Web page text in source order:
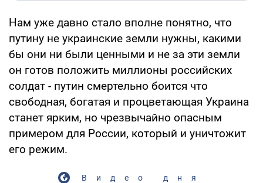
Нам уже давно стало вполне понятно, что
путину не украинские земли нужны, какими
бы они ни были ценными и не за эти земли
он готов положить миллионы российских
солдат - путин смертельно боится что
свободная, богатая и процветающая Украина
станет ярким, но чрезвычайно опасным
примером для России, который и уничтожит
его режим.
Видео дня